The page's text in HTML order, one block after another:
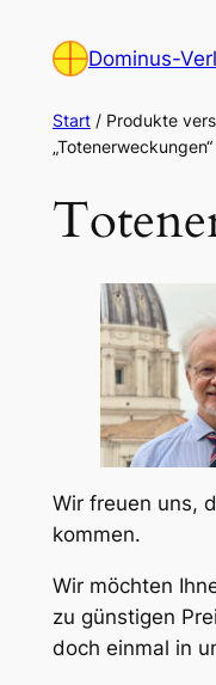
Inhalt
Dominus-
Start/ Produkte
„Totenerweckungen“
Wir freuen uns,
kommen.
Wir möchten
zu günstigen
doch einmal in